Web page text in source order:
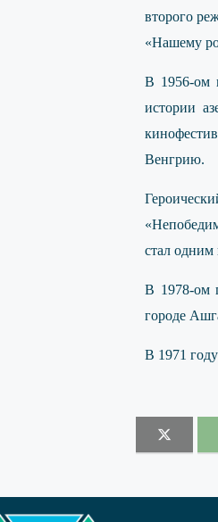
второго
«Нашему
В 1956-ом
истории
Венгрию.
стал одним
В 1978-ом
городе
В 1971